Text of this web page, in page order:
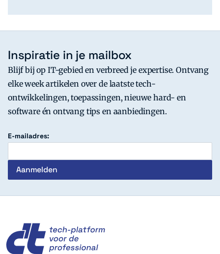
Inspiratie in je mailbox
Blijf bij op IT-gebied en verbreed je expertise. Ontvang
elke week artikelen over de laatste tech-
ontwikkelingen, toepassingen, nieuwe hard- en
software én ontvang tips en aanbiedingen.
E-mailadres: